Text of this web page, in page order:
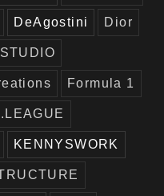
DeAgostini Dior
Formula 1
KENNYSWORK